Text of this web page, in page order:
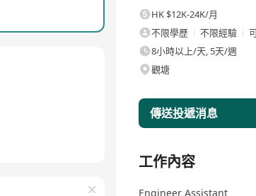
HK $12K-24K/月
不限學歷
不限經驗
8小時以上/天, 5天/週
觀塘
傳送投遞消息
工作內容
Engineer Assistant